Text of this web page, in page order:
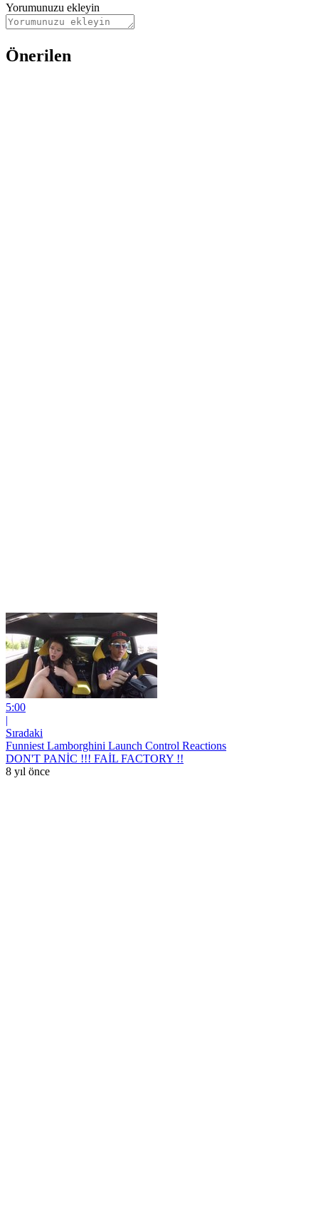
Yorumunuzu ekleyin
Önerilen
5:00
|
Sıradaki
Funniest Lamborghini Launch Control Reactions
DON'T PANİC !!! FAİL FACTORY !!
8 yıl önce